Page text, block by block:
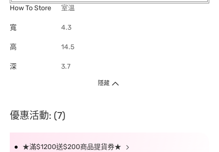
How To Store
室溫
寬 4.3
高 14.5
深 3.7
隱藏
優惠活動: (7)
★滿$1200送$200商品提貨券★